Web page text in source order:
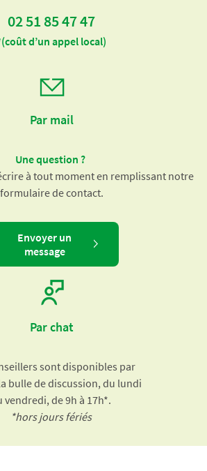
02 51 85 47 47
d’un appel local)
Par mail
Une question ?
à tout moment en remplissant notre
formulaire de contact.
Envoyer un
message
Par chat
sont disponibles par
bulle de discussion, du lundi
vendredi, de 9h à 17h*.
*hors jours fériés